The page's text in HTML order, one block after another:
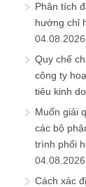
Phân tích
hướng chỉ
04.08.2026
Quy chế
công ty
tiêu kinh
Muốn giải
các bộ
trình phối
04.08.2026
Cách xác